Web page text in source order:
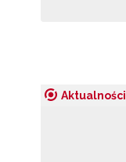
Aktualności